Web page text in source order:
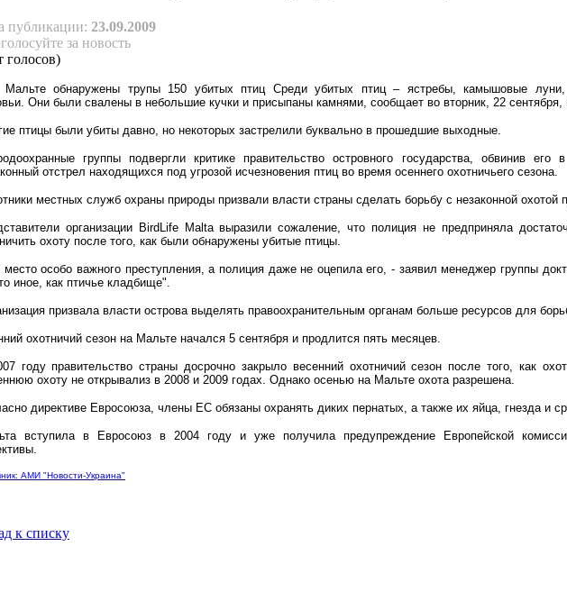
публикации: 23.09.2009
за новость
голосов)
обнаружены трупы 150 убитых птиц Среди убитых птиц – ястребы, камышовые
Они были свалены в небольшие кучки и присыпаны камнями, сообщает во вторник, 22
птицы были убиты давно, но некоторых застрелили буквально в прошедшие выходные.
группы подвергли критике правительство островного государства, обвинив его
отстрел находящихся под угрозой исчезновения птиц во время осеннего охотничьего сезона.
местных служб охраны природы призвали власти страны сделать борьбу с незаконной охотой
организации BirdLife Malta выразили сожаление, что полиция не предприняла
охоту после того, как были обнаружены убитые птицы.
место особо важного преступления, а полиция даже не оцепила его, - заявил менеджер группы
иное, как птичье кладбище".
призвала власти острова выделять правоохранительным органам больше ресурсов для
охотничий сезон на Мальте начался 5 сентября и продлится пять месяцев.
году правительство страны досрочно закрыло весенний охотничий сезон после того, как
охоту не открывализ в 2008 и 2009 годах. Однако осенью на Мальте охота разрешена.
директиве Евросоюза, члены ЕС обязаны охранять диких пернатых, а также их яйца, гнезда и
вступила в Евросоюз в 2004 году и уже получила предупреждение Европейской
АМИ "Новости-Украина"
к списку